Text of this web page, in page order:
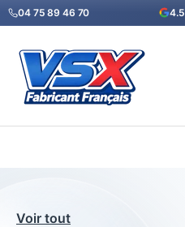
Aller au contenu
04 75 89 46 70 4.5
Recherche
Type de produit
Voir tout